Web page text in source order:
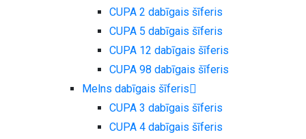
CUPA 2 dabīgais šīferis
CUPA 5 dabīgais šīferis
CUPA 12 dabīgais šīferis
CUPA 98 dabīgais šīferis
Melns dabīgais šīferis
CUPA 3 dabīgais šīferis
CUPA 4 dabīgais šīferis